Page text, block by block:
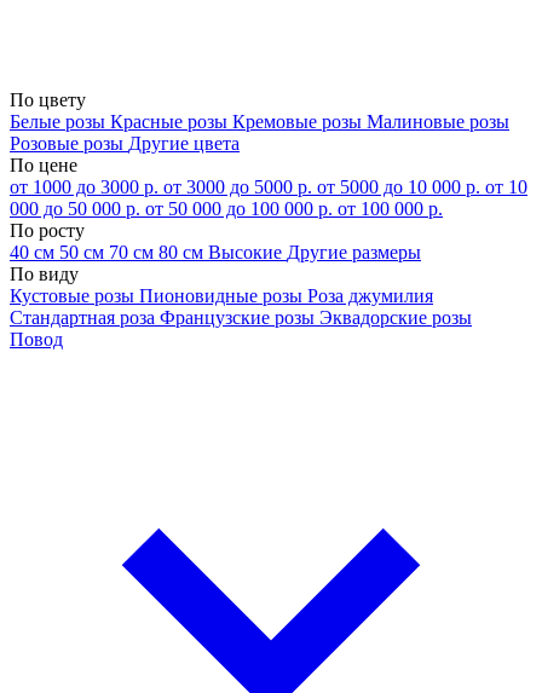
По цвету
Белые розы Красные розы Кремовые розы Малиновые розы
Розовые розы Другие цвета
По цене
от 1000 до 3000 р. от 3000 до 5000 р. от 5000 до 10 000 р. от 10
000 до 50 000 р. от 50 000 до 100 000 р. от 100 000 р.
По росту
40 см 50 см 70 см 80 см Высокие Другие размеры
По виду
Кустовые розы Пионовидные розы Роза джумилия
Стандартная роза Французские розы Эквадорские розы
Повод